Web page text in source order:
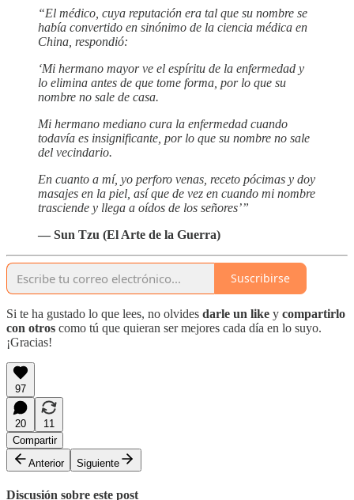
“El médico, cuya reputación era tal que su nombre se
había convertido en sinónimo de la ciencia médica en
China, respondió:
‘Mi hermano mayor ve el espíritu de la enfermedad y
lo elimina antes de que tome forma, por lo que su
nombre no sale de casa.
Mi hermano mediano cura la enfermedad cuando
todavía es insignificante, por lo que su nombre no sale
del vecindario.
En cuanto a mí, yo perforo venas, receto pócimas y doy
masajes en la piel, así que de vez en cuando mi nombre
trasciende y llega a oídos de los señores’”
— Sun Tzu (El Arte de la Guerra)
Suscribirse
Si te ha gustado lo que lees, no olvides darle un like y compartirlo
con otros como tú que quieran ser mejores cada día en lo suyo.
¡Gracias!
97
20
11
Compartir
Anterior
Siguiente
Discusión sobre este post